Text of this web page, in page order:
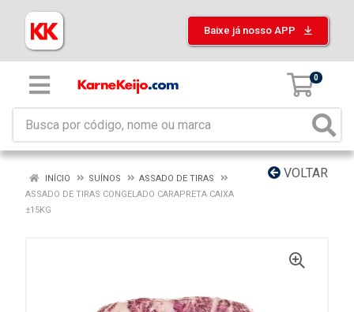
Baixe já nosso APP
0
VOLTAR
INÍCIO SUÍNOS
ASSADO DE TIRAS
ASSADO DE TIRAS CONGELADO CARAPRETA CAIXA
±15KG